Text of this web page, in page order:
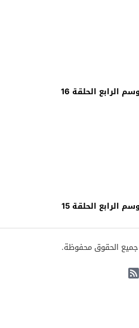
الحلقة 16
الحلقة 15